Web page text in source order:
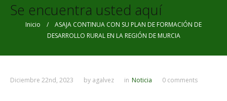
Se encuentra usted aquí
Inicio / ASAJA CONTINUA CON SU PLAN DE FORMACIÓN DE
DESARROLLO RURAL EN LA REGIÓN DE MURCIA
Diciembre 22nd, 2023 by agalvez in Noticia 0 comments